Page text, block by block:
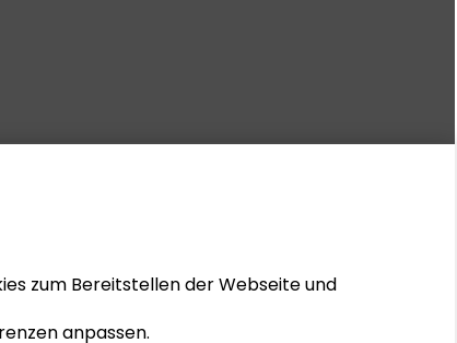
zum Bereitstellen der Webseite und
anpassen.